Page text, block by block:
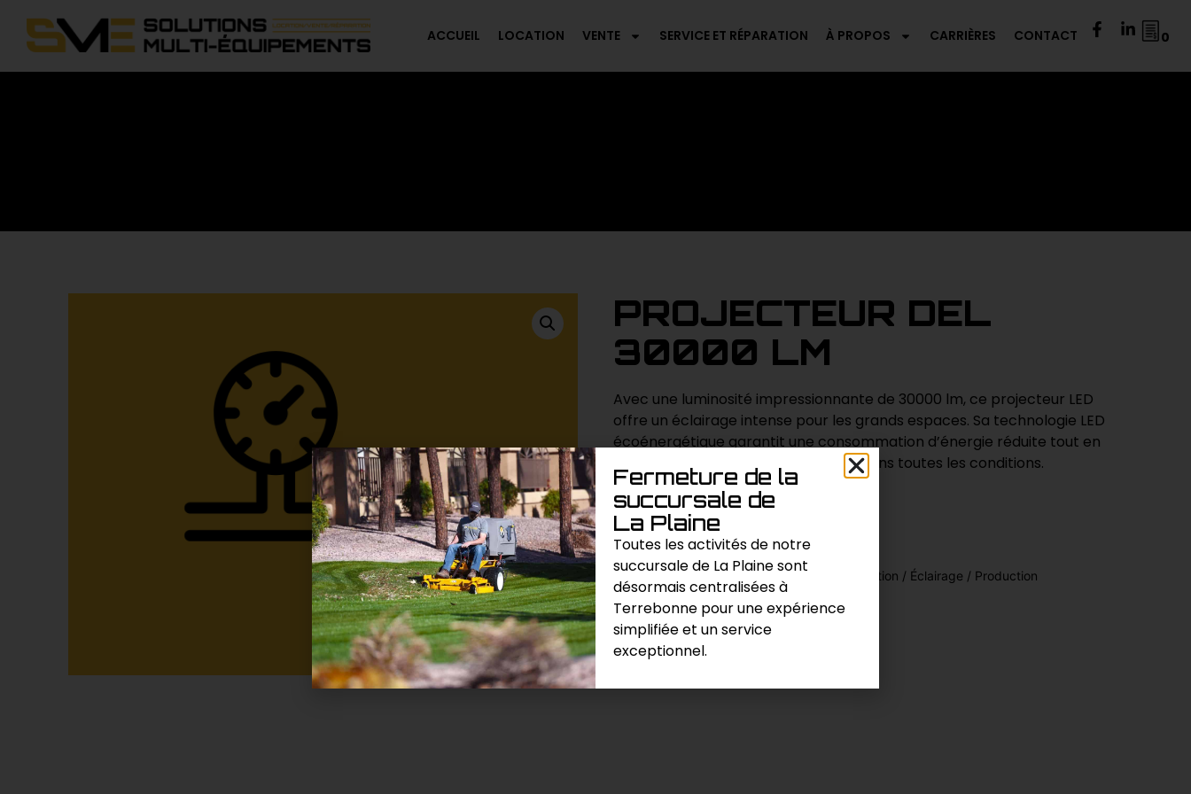
0
ACCUEIL LOCATION VENTE SERVICE ET RÉPARATION À PROPOS CARRIÈRES CONTACT
PROJECTEUR DEL
30000 LM
Avec une luminosité impressionnante de 30000 lm, ce projecteur LED
offre un éclairage intense pour les grands espaces. Sa technologie LED
écoénergétique garantit une consommation d’énergie réduite tout en
offrant une visibilité exceptionnelle dans toutes les conditions.
Demande de prix
Catégories : Éclairage,Pompage / Pressurisation / Éclairage / Production
Fermeture de la
succursale de
La Plaine
Toutes les activités de notre
succursale de La Plaine sont
désormais centralisées à
Terrebonne pour une expérience
simplifiée et un service
exceptionnel.